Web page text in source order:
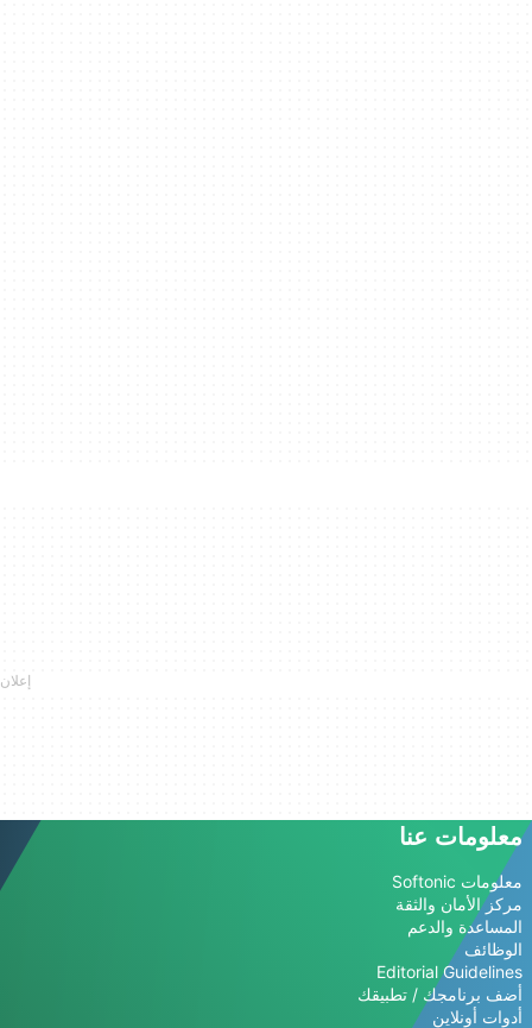
معلومات عنا
معلومات Softonic
مركز الأمان والثقة
المساعدة والدعم
الوظائف
Editorial Guidelines
أضف برنامجك / تطبيقك
أدوات أونلاين